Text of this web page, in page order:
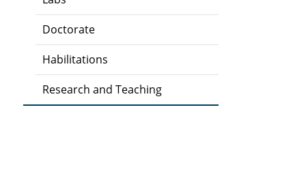
Doctorate
Habilitations
Research and Teaching